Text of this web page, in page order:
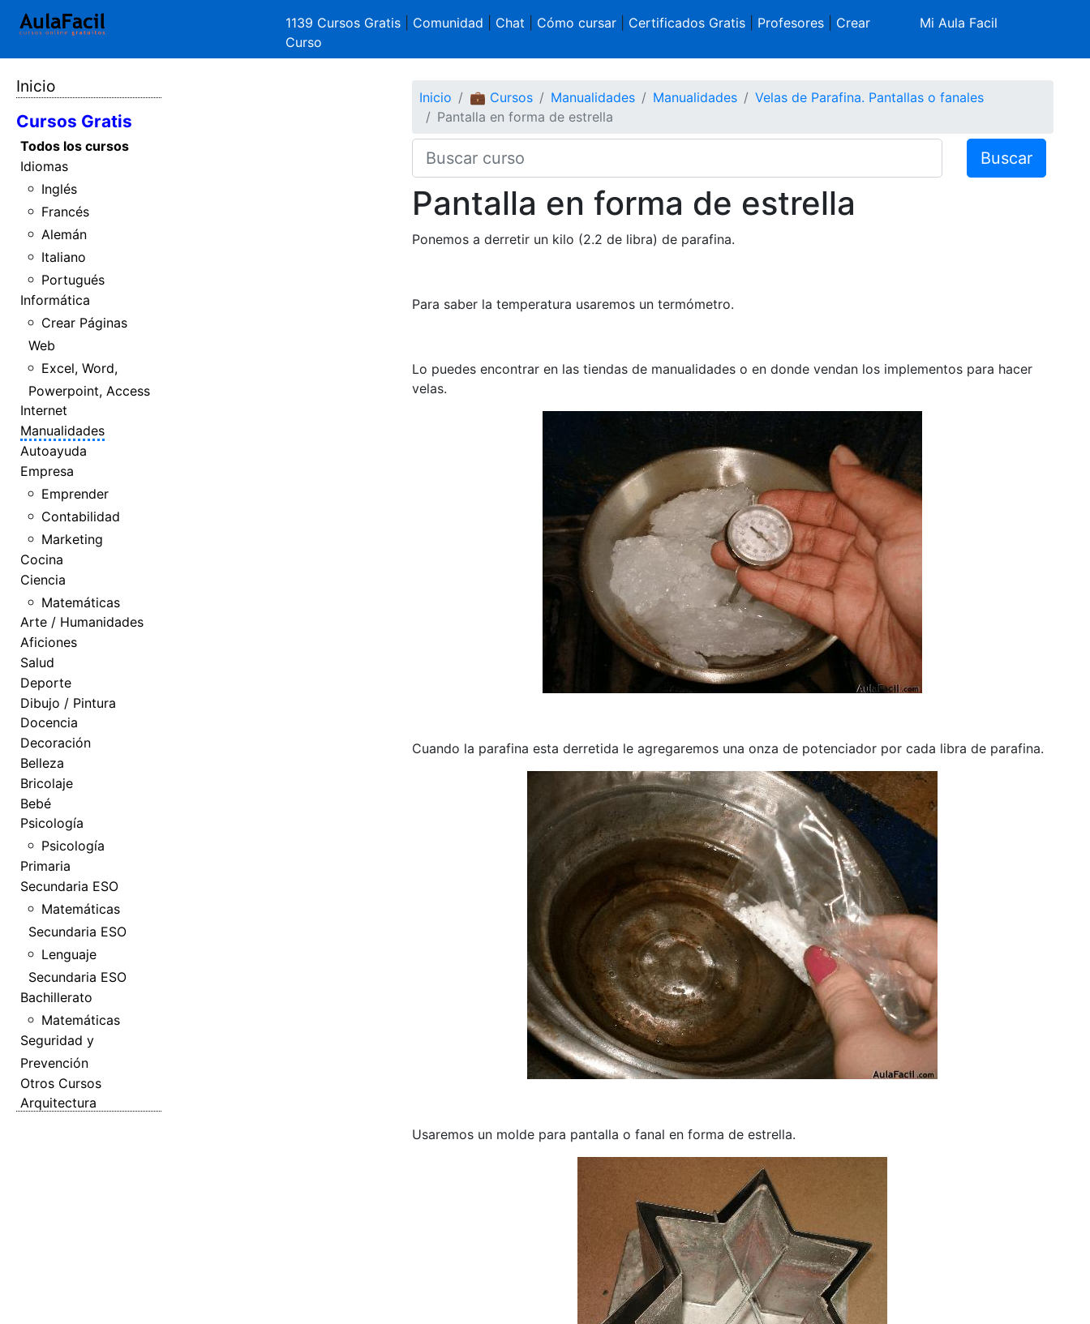
1139 Cursos Gratis Comunidad Chat Cómo cursar| Certificados Gratis| Profesores| Crear
Curso
Mi Aula Facil
Inicio
Cursos Gratis
Todos los cursos
Idiomas
Inglés
Francés
Alemán
Italiano
Portugués
Informática
Crear Páginas
Web
Excel, Word,
Powerpoint, Access
Internet
Manualidades
Autoayuda
Empresa
Emprender
Contabilidad
Marketing
Cocina
Ciencia
Matemáticas
Arte / Humanidades
Aficiones
Salud
Deporte
Dibujo / Pintura
Docencia
Decoración
Belleza
Bricolaje
Bebé
Psicología
Psicología
Primaria
Secundaria ESO
Matemáticas
Secundaria ESO
Lenguaje
Secundaria ESO
Bachillerato
Matemáticas
Seguridad y
Prevención
Otros Cursos
Arquitectura
Inicio 💼 Cursos Manualidades Manualidades
Velas de Parafina. Pantallas o fanales
Pantalla en forma de estrella
Buscar
Pantalla en forma de estrella
Ponemos a derretir un kilo (2.2 de libra) de parafina.
Para saber la temperatura usaremos un termómetro.
Lo puedes encontrar en las tiendas de manualidades o en donde vendan los implementos para hacer
velas.
Cuando la parafina esta derretida le agregaremos una onza de potenciador por cada libra de parafina.
Usaremos un molde para pantalla o fanal en forma de estrella.